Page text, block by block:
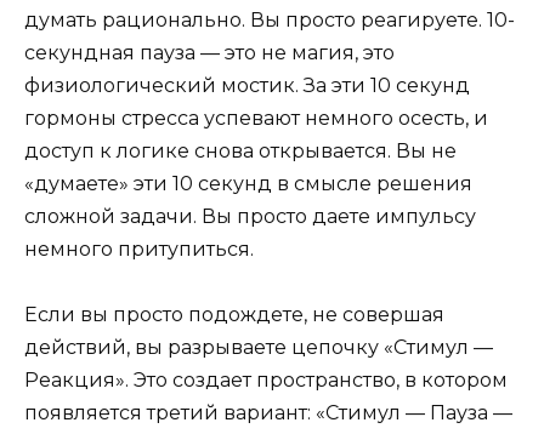
думать рационально. Вы просто реагируете. 10-
секундная пауза — это не магия, это
физиологический мостик. За эти 10 секунд
гормоны стресса успевают немного осесть, и
доступ к логике снова открывается. Вы не
«думаете» эти 10 секунд в смысле решения
сложной задачи. Вы просто даете импульсу
немного притупиться.
Если вы просто подождете, не совершая
действий, вы разрываете цепочку «Стимул —
Реакция». Это создает пространство, в котором
появляется третий вариант: «Стимул — Пауза —